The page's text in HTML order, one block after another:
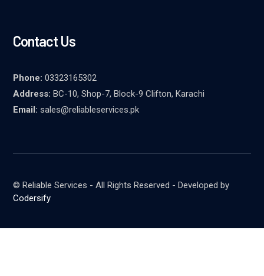
Contact Us
Phone: 03323165302
Address: BC-10, Shop-7, Block-9 Clifton, Karachi
Email: sales@reliableservices.pk
© Reliable Services - All Rights Reserved - Developed by
Codersify